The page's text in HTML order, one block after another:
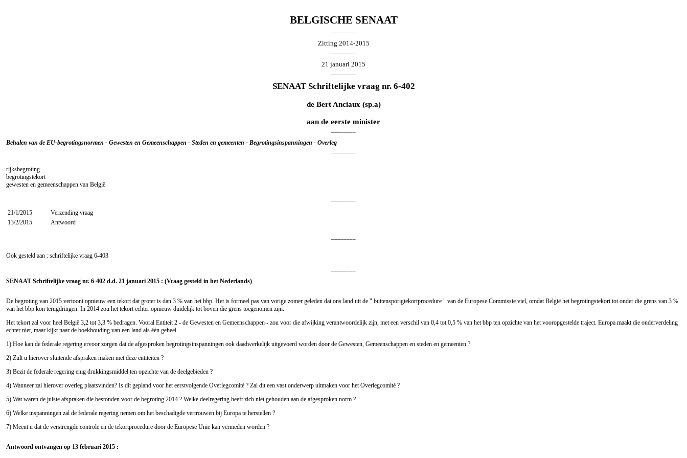
BELGISCHE SENAAT
Zitting 2014-2015
21 januari 2015
SENAAT Schriftelijke vraag nr. 6-402
de Bert Anciaux (sp.a)
aan de eerste minister
Behalen van de EU-begrotingsnormen - Gewesten en Gemeenschappen - Steden en gemeenten - Begrotingsinspanningen - Overleg
rijksbegroting
begrotingstekort
gewesten en gemeenschappen van België
21/1/2015
Verzending vraag
13/2/2015
Antwoord
Ook gesteld aan : schriftelijke vraag 6-403
SENAAT Schriftelijke vraag nr. 6-402 d.d. 21 januari 2015 : (Vraag gesteld in het Nederlands)
De begroting van 2015 vertoont opnieuw een tekort dat groter is dan 3 % van het bbp. Het is formeel pas van vorige zomer geleden dat ons land uit de " buitensporigtekortprocedure " van de Europese Commissie viel, omdat België het begrotingstekort tot onder die grens van 3 %
van het bbp kon terugdringen. In 2014 zou het tekort echter opnieuw duidelijk tot boven die grens toegenomen zijn.
Het tekort zal voor heel België 3,2 tot 3,3 % bedragen. Vooral Entiteit 2 - de Gewesten en Gemeenschappen - zou voor die afwijking verantwoordelijk zijn, met een verschil van 0,4 tot 0,5 % van het bbp ten opzichte van het vooropgestelde traject. Europa maakt die onderverdeling
echter niet, maar kijkt naar de boekhouding van een land als één geheel.
1) Hoe kan de federale regering ervoor zorgen dat de afgesproken begrotingsinspanningen ook daadwerkelijk uitgevoerd worden door de Gewesten, Gemeenschappen en steden en gemeenten ?
2) Zult u hierover sluitende afspraken maken met deze entiteiten ?
3) Bezit de federale regering enig drukkingsmiddel ten opzichte van de deelgebieden ?
4) Wanneer zal hierover overleg plaatsvinden? Is dit gepland voor het eerstvolgende Overlegcomité ? Zal dit een vast onderwerp uitmaken voor het Overlegcomité ?
5) Wat waren de juiste afspraken die bestonden voor de begroting 2014 ? Welke deelregering heeft zich niet gehouden aan de afgesproken norm ?
6) Welke inspanningen zal de federale regering nemen om het beschadigde vertrouwen bij Europa te herstellen ?
7) Meent u dat de verstrengde controle en de tekortprocedure door de Europese Unie kan vermeden worden ?
Antwoord ontvangen op 13 februari 2015 :